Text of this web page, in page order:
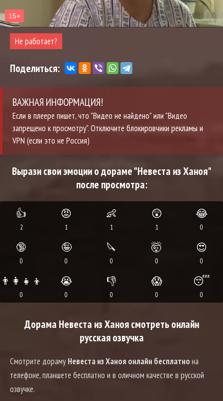
Не работает?
Поделиться:
ВАЖНАЯ ИНФОРМАЦИЯ!
Если в плеере пишет, что "Видео не найдено" или "Видео
запрещено к просмотру". Отключите блокировчики рекламы и
VPN (если это не Россия)
Вырази свои эмоции о дораме "Невеста из Ханоя"
после просмотра:
👍
2
😡
1
👶
1
😲
1
😂
0
🔞
0
🤪
0
🔪
0
🤯
0
😍
0
👨‍👩‍👧‍👦
0
😭
0
👎
0
😱
0
😴
0
Дорама Невеста из Ханоя смотреть онлайн
русская озвучка
Смотрите дорамуНевеста из Ханоя онлайн бесплатнона
телефоне, планшете бесплатно и в оличном качестве в русской
озвучке.